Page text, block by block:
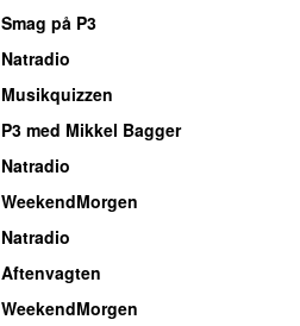
Smag på P3
Natradio
Musikquizzen
P3 med Mikkel Bagger
Natradio
WeekendMorgen
Natradio
Aftenvagten
WeekendMorgen